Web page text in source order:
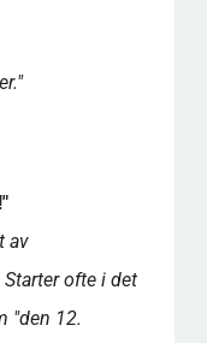
av
ofte i det
"den 12.